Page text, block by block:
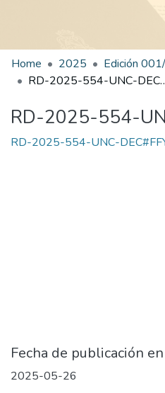
Home 2025
RD-2025-
RD-2025-554-
RD-2025-554-UNC-
Fecha de publicación
2025-05-26